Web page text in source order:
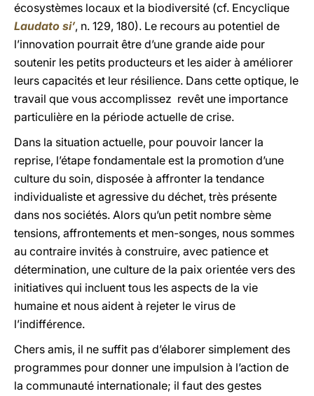
écosystèmes locaux et la biodiversité (cf. Encyclique
Laudato si’, n. 129, 180). Le recours au potentiel de
l’innovation pourrait être d’une grande aide pour
soutenir les petits producteurs et les aider à améliorer
leurs capacités et leur résilience. Dans cette optique, le
travail que vous accomplissez revêt une importance
particulière en la période actuelle de crise.
Dans la situation actuelle, pour pouvoir lancer la
reprise, l’étape fondamentale est la promotion d’une
culture du soin, disposée à affronter la tendance
individualiste et agressive du déchet, très présente
dans nos sociétés. Alors qu’un petit nombre sème
tensions, affrontements et men-songes, nous sommes
au contraire invités à construire, avec patience et
détermination, une culture de la paix orientée vers des
initiatives qui incluent tous les aspects de la vie
humaine et nous aident à rejeter le virus de
l’indifférence.
Chers amis, il ne suffit pas d’élaborer simplement des
programmes pour donner une impulsion à l’action de
la communauté internationale; il faut des gestes